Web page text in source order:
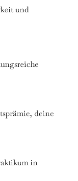
und
deine
in